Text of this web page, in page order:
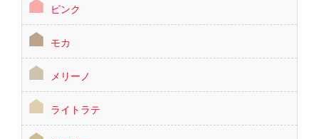
ピンク
モカ
メリーノ
ライトラテ